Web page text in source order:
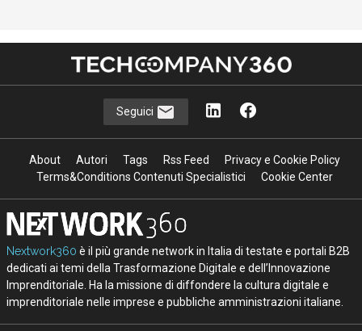
Seguici
About Autori Tags Rss Feed
Privacy e Cookie Policy
Terms&Conditions Contenuti Specialistici
Cookie Center
Nextwork360 è il più grande network in Italia di testate e portali B2B
dedicati ai temi della Trasformazione Digitale e dell’Innovazione
Imprenditoriale. Ha la missione di diffondere la cultura digitale e
imprenditoriale nelle imprese e pubbliche amministrazioni italiane.